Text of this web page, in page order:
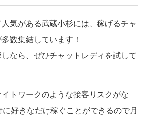
気がある武蔵小杉には、稼げるチャ
数集結しています！
なら、ぜひチャットレディを試して
トワークのような接客リスクがな
に好きなだけ稼ぐことができるので月